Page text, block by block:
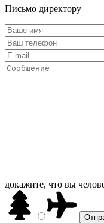
Письмо директору
докажите, что вы